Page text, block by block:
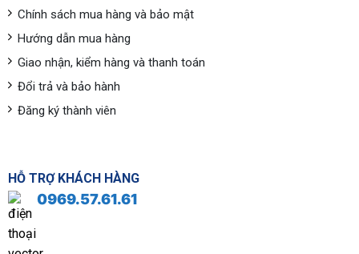
Chính sách mua hàng và bảo mật
Hướng dẫn mua hàng
Giao nhận, kiểm hàng và thanh toán
Đổi trả và bảo hành
Đăng ký thành viên
HỖ TRỢ KHÁCH HÀNG
0969.57.61.61